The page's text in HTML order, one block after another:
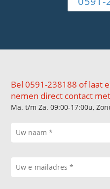
Bel 0591-238188 of laat
nemen direct contact
Ma. t/m Za. 09:00-17:00u,